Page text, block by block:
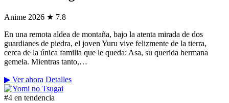
Anime 2026 ★ 7.8
En una remota aldea de montaña, bajo la atenta mirada de dos
guardianes de piedra, el joven Yuru vive felizmente de la tierra,
cerca de la única familia que le queda: Asa, su querida hermana
gemela. Mientras tanto,…
▶ Ver ahora Detalles
#4 en tendencia